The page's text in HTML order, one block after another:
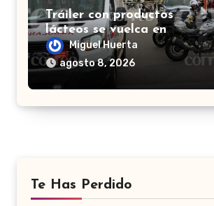
Tráiler con productos
lácteos se vuelca en
Irapuato; vecinos roban
carga en lugar de auxiliar a
heridos
Miguel Huerta
agosto 8, 2026
Te Has Perdido